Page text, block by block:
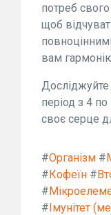
потреб свого
щоб
вам
період з 4
своє серце
#Організм #
#Кофеїн #
#
#Імунітет